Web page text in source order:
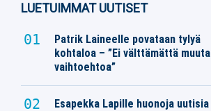
LUETUIMMAT UUTISET
Patrik Laineelle povataan tylyä
kohtaloa – ”Ei välttämättä muuta
vaihtoehtoa”
Esapekka Lapille huonoja uutisia